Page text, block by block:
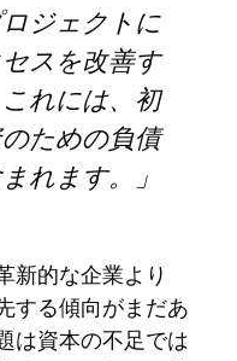
ジェクトに
スを改善す
れには、初
ための負債
れます。」
新的な企業より
する傾向がまだあ
は資本の不足では